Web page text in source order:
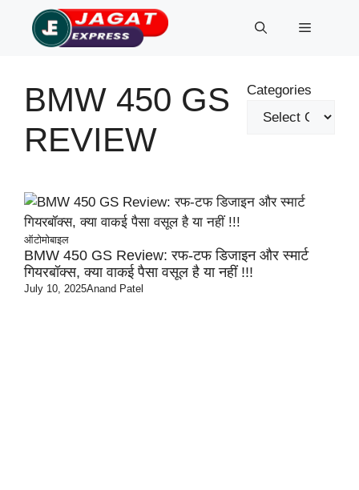
content
Menu
BMW 450 GS
REVIEW
Categories
ऑटोमोबाइल
BMW 450 GS Review: रफ-टफ डिजाइन और स्मार्ट
गियरबॉक्स, क्या वाकई पैसा वसूल है या नहीं !!!
July 10, 2025Anand Patel